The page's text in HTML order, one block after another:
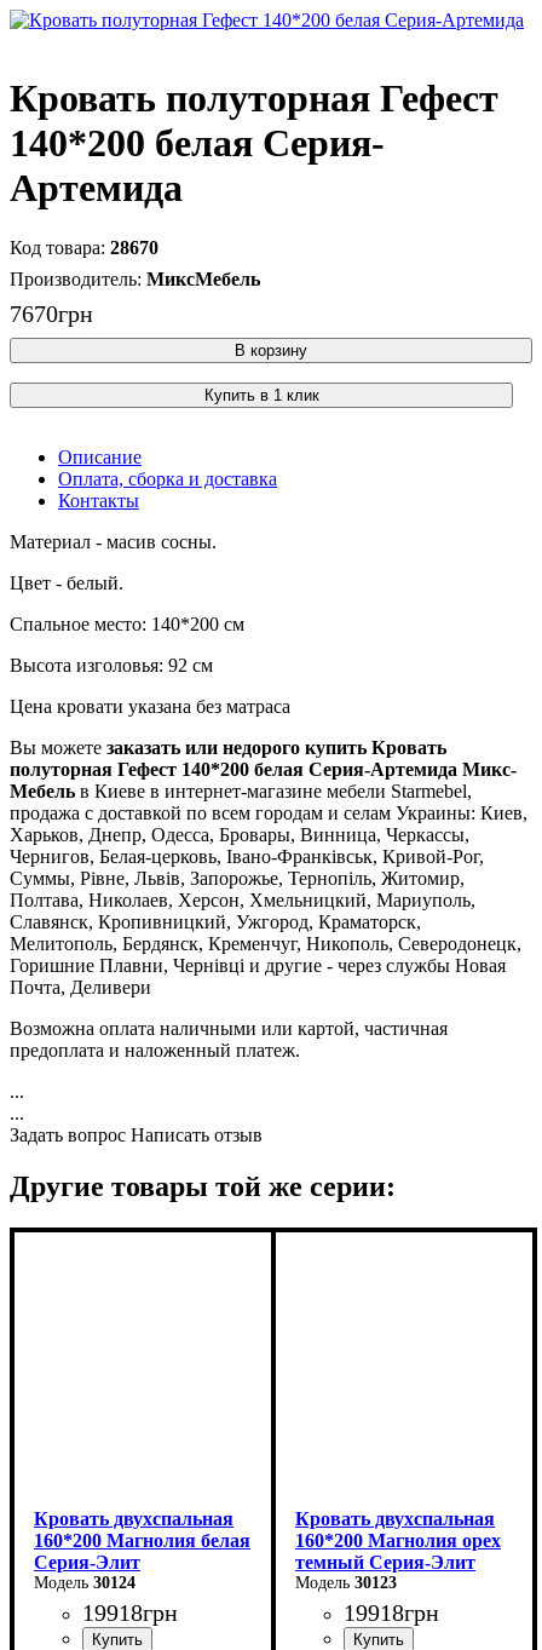
Кровать полуторная Гефест
140*200 белая Серия-
Артемида
28670
МиксМебель
7670грн
В корзину
Купить в 1 клик
Описание
Оплата, сборка и доставка
Контакты
Материал - масив сосны.
Цвет - белый.
Спальное место: 140*200 см
Высота изголовья: 92 см
Цена кровати указана без матраса
Вы можете заказать или недорого купить Кровать
полуторная Гефест 140*200 белая Серия-Артемида Микс-
Мебель в Киеве в интернет-магазине мебели Starmebel,
продажа с доставкой по всем городам и селам Украины: Киев,
Харьков, Днепр, Одесса, Бровары, Винница, Черкассы,
Чернигов, Белая-церковь, Івано-Франківськ, Кривой-Рог,
Суммы, Рівне, Львів, Запорожье, Тернопіль, Житомир,
Полтава, Николаев, Херсон, Хмельницкий, Мариуполь,
Славянск, Кропивницкий, Ужгород, Краматорск,
Мелитополь, Бердянск, Кременчуг, Никополь, Северодонецк,
Горишние Плавни, Чернівці и другие - через службы Новая
Почта, Деливери
Возможна оплата наличными или картой, частичная
предоплата и наложенный платеж.
...
...
Задать вопрос Написать отзыв
Другие товары той же серии:
Кровать двухспальная
160*200 Магнолия белая
Серия-Элит
30124
19918грн
Кровать двухспальная
160*200 Магнолия орех
темный Серия-Элит
30123
19918грн